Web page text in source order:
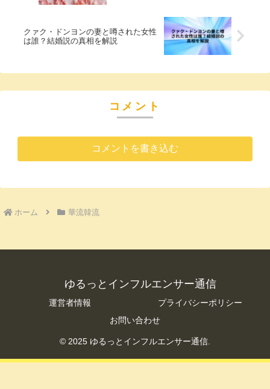
クァク・ドンヨンの妻と噂された女性
は誰？結婚説の真相を解説
コメント
コメントを書き込む
ホーム 華流韓流
ゆるっとインフルエンサー通信
運営者情報
プライバシーポリシー
お問い合わせ
© 2025 ゆるっとインフルエンサー通信.